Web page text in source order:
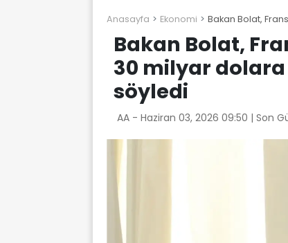
Anasayfa Ekonomi Bakan Bolat,
Bakan Bolat,
30 milyar
söyledi
AA - Haziran 03, 2026 09:50 | Son